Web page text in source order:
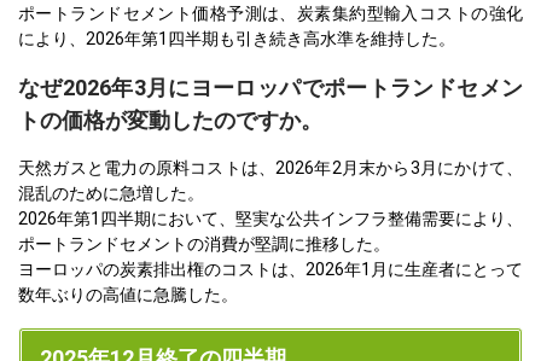
ポートランドセメント価格予測は、炭素集約型輸入コストの強化
により、2026年第1四半期も引き続き高水準を維持した。
なぜ2026年3月にヨーロッパでポートランドセメン
トの価格が変動したのですか。
天然ガスと電力の原料コストは、2026年2月末から3月にかけて、
混乱のために急増した。
2026年第1四半期において、堅実な公共インフラ整備需要により、
ポートランドセメントの消費が堅調に推移した。
ヨーロッパの炭素排出権のコストは、2026年1月に生産者にとって
数年ぶりの高値に急騰した。